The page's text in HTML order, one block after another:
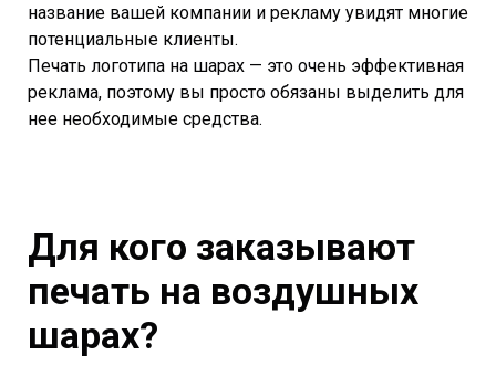
название вашей компании и рекламу увидят многие
потенциальные клиенты.
Печать логотипа на шарах — это очень эффективная
реклама, поэтому вы просто обязаны выделить для
нее необходимые средства.
Для кого заказывают
печать на воздушных
шарах?